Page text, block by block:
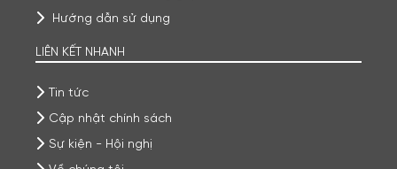
Hướng dẫn sử dụng
LIÊN KẾT NHANH
Tin tức
Cập nhật chính sách
Sự kiện - Hội nghị